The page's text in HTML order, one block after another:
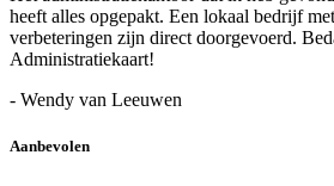
heeft alles opgepakt. Een lokaal bedrijf
verbeteringen zijn direct doorgevoerd.
Administratiekaart!
- Wendy van Leeuwen
Aanbevolen